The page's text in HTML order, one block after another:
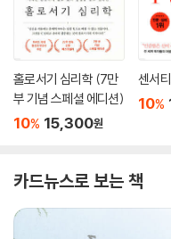
홀로서기 심리학 (7만
부 기념 스페셜 에디션)
10% 15,300원
센서
10%
카드뉴스로 보는 책